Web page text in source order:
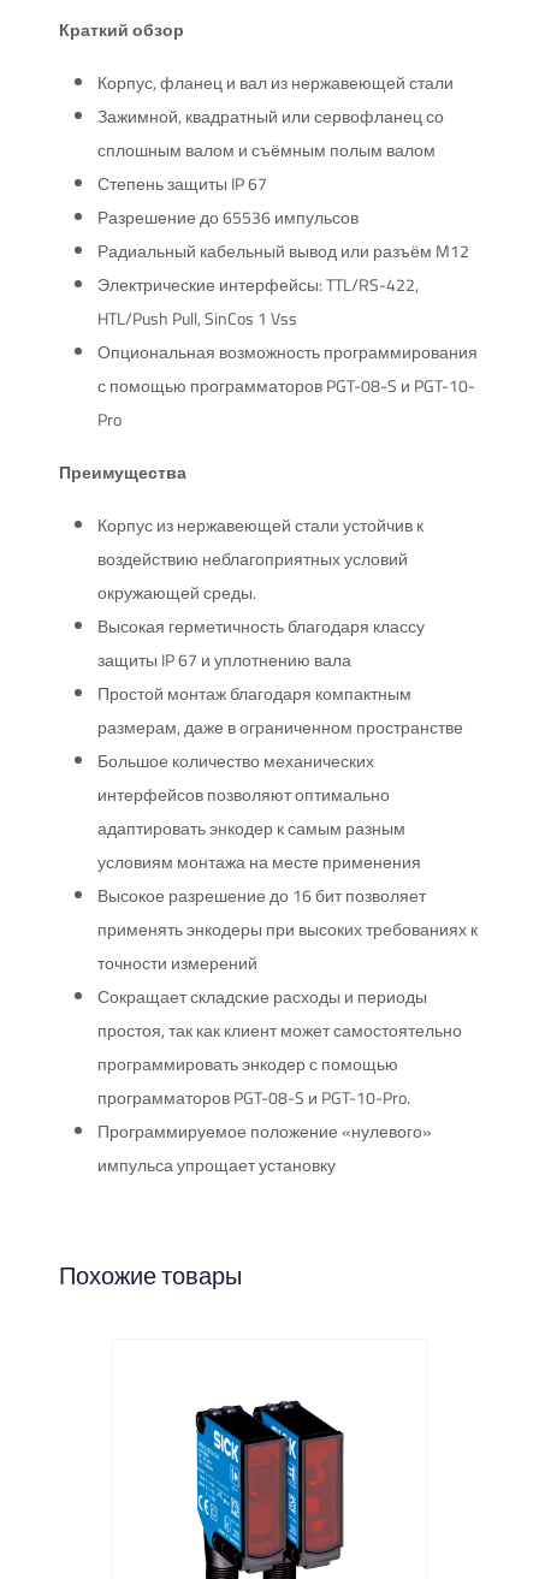
Краткий обзор
Корпус, фланец и вал из нержавеющей стали
Зажимной, квадратный или сервофланец со
сплошным валом и съёмным полым валом
Степень защиты IP 67
Разрешение до 65536 импульсов
Радиальный кабельный вывод или разъём M12
Электрические интерфейсы: TTL/RS-422,
HTL/Push Pull, SinCos 1 Vss
Опциональная возможность программирования
с помощью программаторов PGT-08-S и PGT-10-
Pro
Преимущества
Корпус из нержавеющей стали устойчив к
воздействию неблагоприятных условий
окружающей среды.
Высокая герметичность благодаря классу
защиты IP 67 и уплотнению вала
Простой монтаж благодаря компактным
размерам, даже в ограниченном пространстве
Большое количество механических
интерфейсов позволяют оптимально
адаптировать энкодер к самым разным
условиям монтажа на месте применения
Высокое разрешение до 16 бит позволяет
применять энкодеры при высоких требованиях к
точности измерений
Сокращает складские расходы и периоды
простоя, так как клиент может самостоятельно
программировать энкодер с помощью
программаторов PGT-08-S и PGT-10-Pro.
Программируемое положение «нулевого»
импульса упрощает установку
Похожие товары